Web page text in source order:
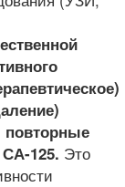
повторные
125. Это